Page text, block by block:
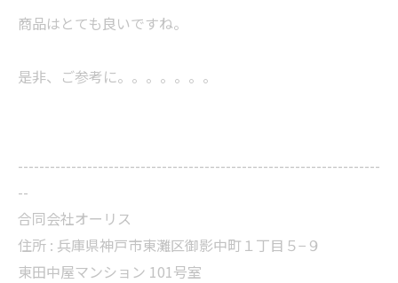
商品はとても良いですね。
是非、ご参考に。。。。。。。
--------------------------------------------------------------------
--
合同会社オーリス
住所 : 兵庫県神戸市東灘区御影中町１丁目５−９
東田中屋マンション 101号室